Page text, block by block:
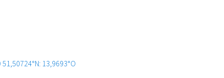
51,50724°N: 13,9693°O